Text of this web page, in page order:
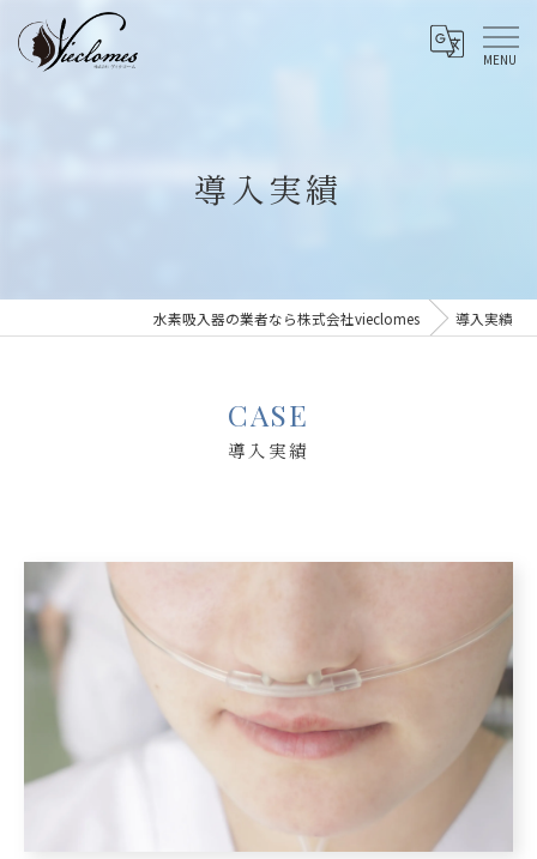
導入実績
水素吸入器の業者なら株式会社vieclomes 導入実績
導入実績
CASE